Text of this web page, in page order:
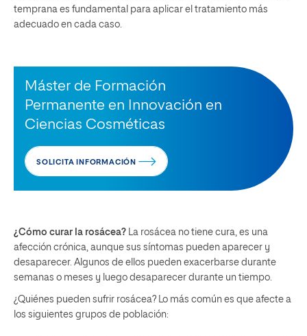
temprana es fundamental para aplicar el tratamiento más
adecuado en cada caso.
Máster de Formación
Permanente en Innovación en
Ciencias Cosméticas
SOLICITA INFORMACIÓN
¿Cómo curar la rosácea?
La rosácea no tiene cura, es una
afección crónica, aunque sus síntomas pueden aparecer y
desaparecer. Algunos de ellos pueden exacerbarse durante
semanas o meses y luego desaparecer durante un tiempo.
¿Quiénes pueden sufrir rosácea? Lo más común es que afecte a
los siguientes grupos de población: